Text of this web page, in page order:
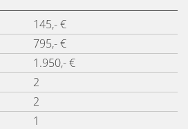
145,- €
795,- €
1.950,- €
2
2
1